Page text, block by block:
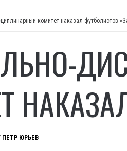
комитет наказал футболистов
ПЕТР ЮРЬЕВ